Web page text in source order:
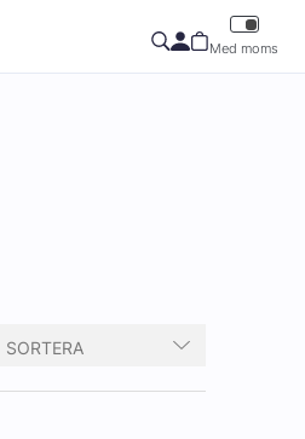
Med moms
SORTERA